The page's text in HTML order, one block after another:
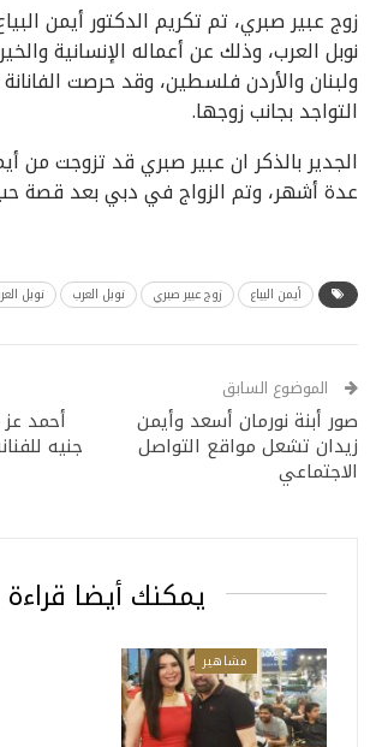
زوج عبير صبري، تم تكريم الدكتور أيمن
نوبل العرب، وذلك عن أعماله الإنسانية
ولبنان والأردن فلسطين، وقد حرصت
التواجد بجانب زوجها.
الجدير بالذكر ان عبير صبري قد تزوجت من
عدة أشهر، وتم الزواج في دبي بعد قصة
أيمن البياع زوج عبير صبري نوبل العرب نوبل
الموضوع السابق
صور أبنة نورمان أسعد وأيمن
زيدان تشعل مواقع التواصل
الاجتماعي
جنيه
يمكنك أيضا قراءة
مشاهير